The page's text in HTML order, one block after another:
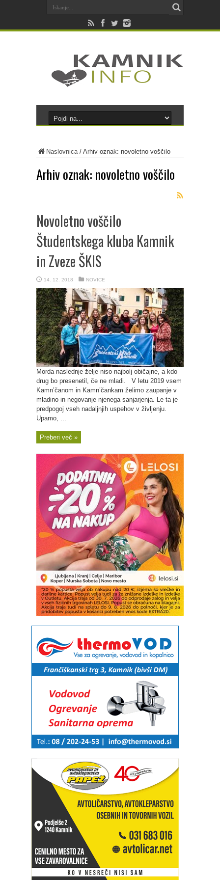
Naslovnica/ Arhiv oznak: novoletno voščilo
Arhiv oznak: novoletno voščilo
Novoletno voščilo
Študentskega kluba Kamnik
in Zveze ŠKIS
14. 12. 2018 NOVICE
Morda naslednje želje niso najbolj običajne, a kdo
drug bo presenetil, če ne mladi. V letu 2019 vsem
Kamn’čanom in Kamn’čankam želimo zaupanje v
mladino in negovanje njenega sanjarjenja. Le ta je
predpogoj vseh nadaljnjih uspehov v življenju.
Upamo, ...
Preberi več »